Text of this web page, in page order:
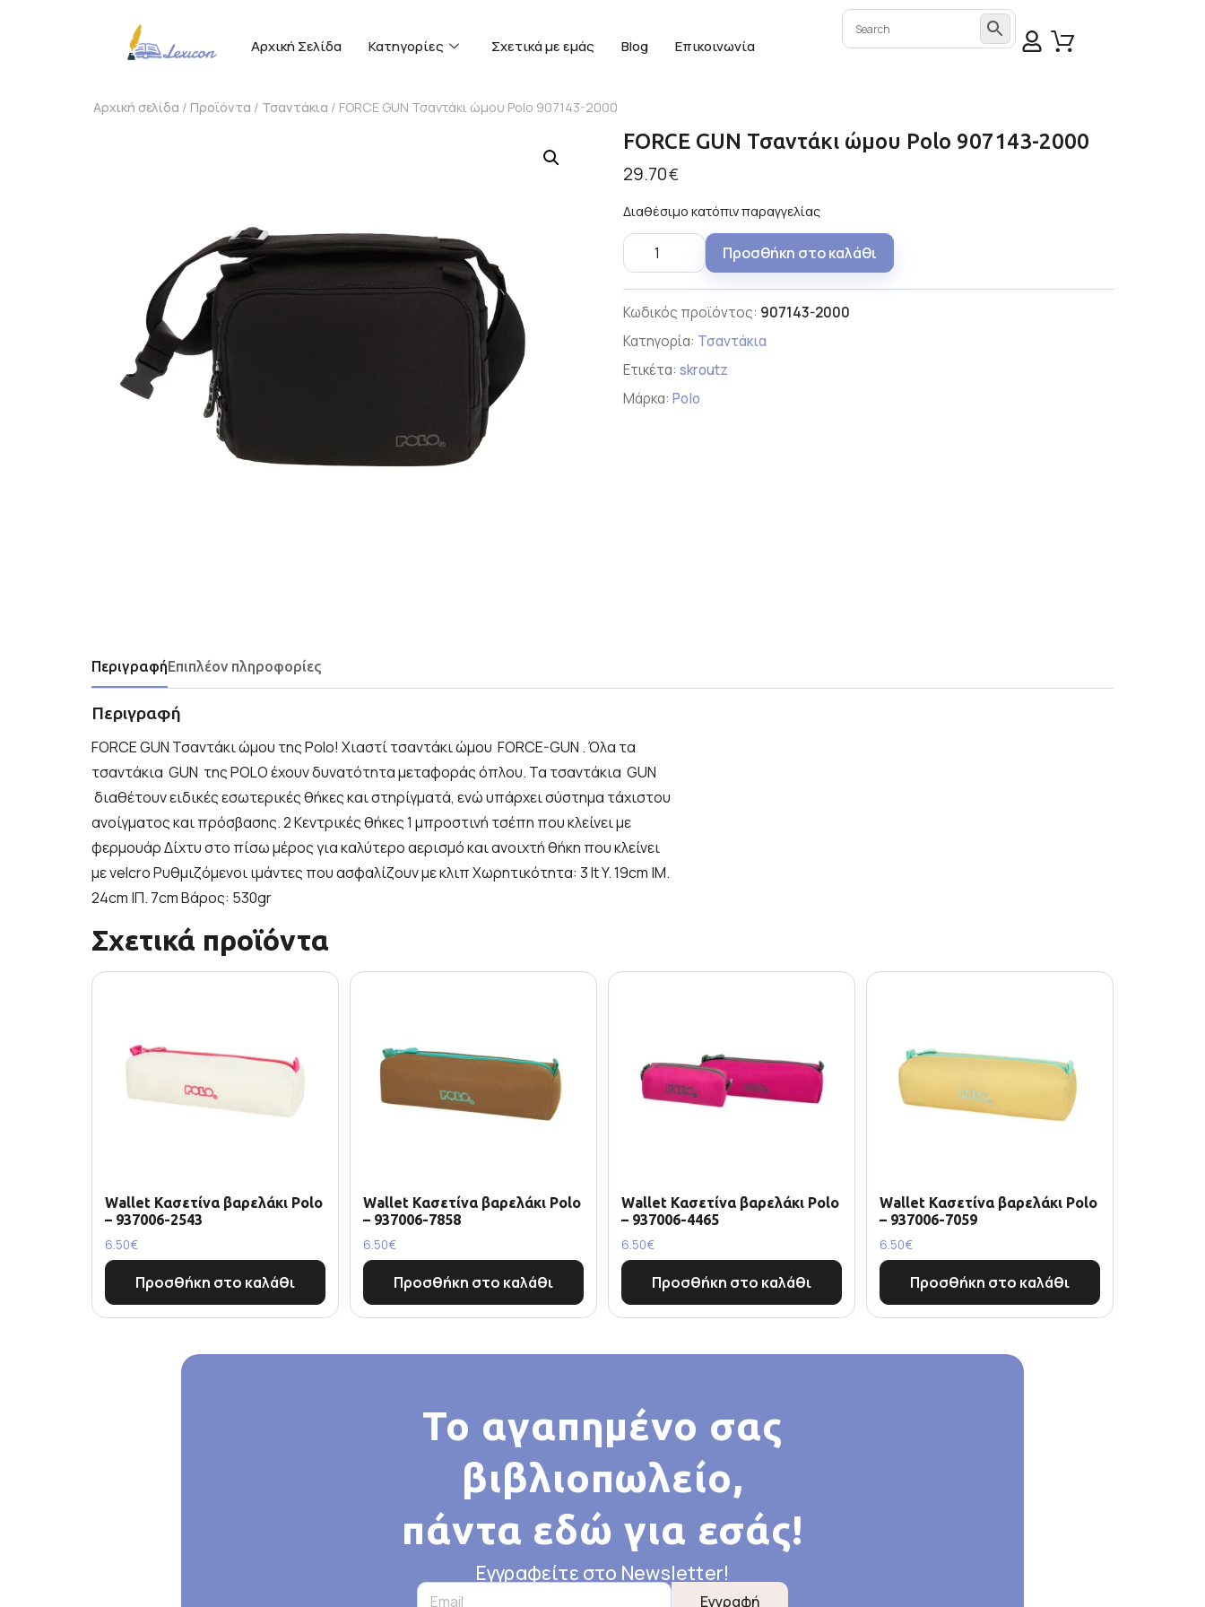
Αρχική Σελίδα Κατηγορίες Σχετικά με εμάς Blog Επικοινωνία
Αρχική σελίδα / Προϊόντα / Τσαντάκια / FORCE GUN Τσαντάκι ώμου Polo 907143-2000
FORCE GUN Τσαντάκι ώμου Polo 907143-2000
29.70€
Διαθέσιμο κατόπιν παραγγελίας
Προσθήκη στο καλάθι
Κωδικός προϊόντος: 907143-2000
Κατηγορία: Τσαντάκια
Ετικέτα: skroutz
Μάρκα: Polo
ΠεριγραφήΕπιπλέον πληροφορίες
Περιγραφή
FORCE GUN Τσαντάκι ώμου της Polo! Χιαστί τσαντάκι ώμου FORCE-GUN . Όλα τα
τσαντάκια GUN της POLO έχουν δυνατότητα μεταφοράς όπλου. Τα τσαντάκια GUN
διαθέτουν ειδικές εσωτερικές θήκες και στηρίγματά, ενώ υπάρχει σύστημα τάχιστου
ανοίγματος και πρόσβασης. 2 Κεντρικές θήκες 1 μπροστινή τσέπη που κλείνει με
φερμουάρ Δίχτυ στο πίσω μέρος για καλύτερο αερισμό και ανοιχτή θήκη που κλείνει
με velcro Ρυθμιζόμενοι ιμάντες που ασφαλίζουν με κλιπ Χωρητικότητα: 3 lt Y. 19cm |Μ.
24cm |Π. 7cm Βάρος: 530gr
Σχετικά προϊόντα
Wallet Κασετίνα βαρελάκι Polo
– 937006-2543
6.50€
Προσθήκη στο καλάθι
Wallet Κασετίνα βαρελάκι Polo
– 937006-7858
6.50€
Προσθήκη στο καλάθι
Wallet Κασετίνα βαρελάκι Polo
– 937006-4465
6.50€
Προσθήκη στο καλάθι
Wallet Κασετίνα βαρελάκι Polo
– 937006-7059
6.50€
Προσθήκη στο καλάθι
Το αγαπημένο σας
βιβλιοπωλείο,
πάντα εδώ για εσάς!
Εγγραφείτε στο Newsletter!
Εγγραφή